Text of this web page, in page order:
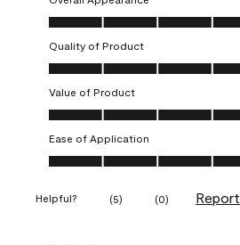
Overall Appearance, 5.0 out of 5
Quality of Product
Quality of Product, 5.0 out of 5
Value of Product
Value of Product, 5.0 out of 5
Ease of Application
Ease of Application, 5.0 out of 5
Helpful? (5) (0) Report